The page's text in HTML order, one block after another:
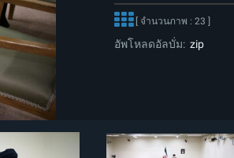
[ จำนวนภาพ : 23 ]
อัพโหลดอัลบั่ม: zip